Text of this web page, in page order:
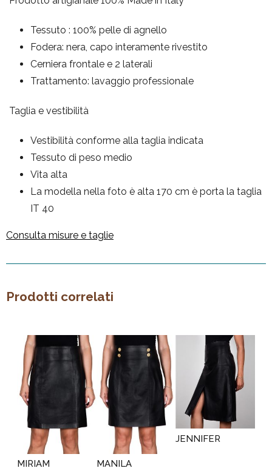
Tessuto : 100% pelle di agnello
Fodera: nera, capo interamente rivestito
Cerniera frontale e 2 laterali
Trattamento: lavaggio professionale
Taglia e vestibilità
Vestibilità conforme alla taglia indicata
Tessuto di peso medio
Vita alta
La modella nella foto è alta 170 cm è porta la taglia
IT 40
Consulta misure e taglie
Prodotti correlati
MIRIAM MANILA
JENNIFER